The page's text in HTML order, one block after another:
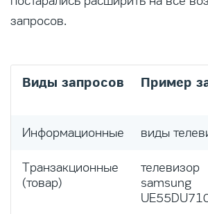
запросов.
Виды запросов Пример
Информационные виды
Транзакционные
(товар)
телевизор
samsung